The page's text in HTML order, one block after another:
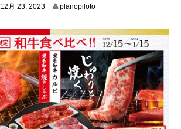
12月 23, 20231
1
7
,
2
0
2
3
planopiloto